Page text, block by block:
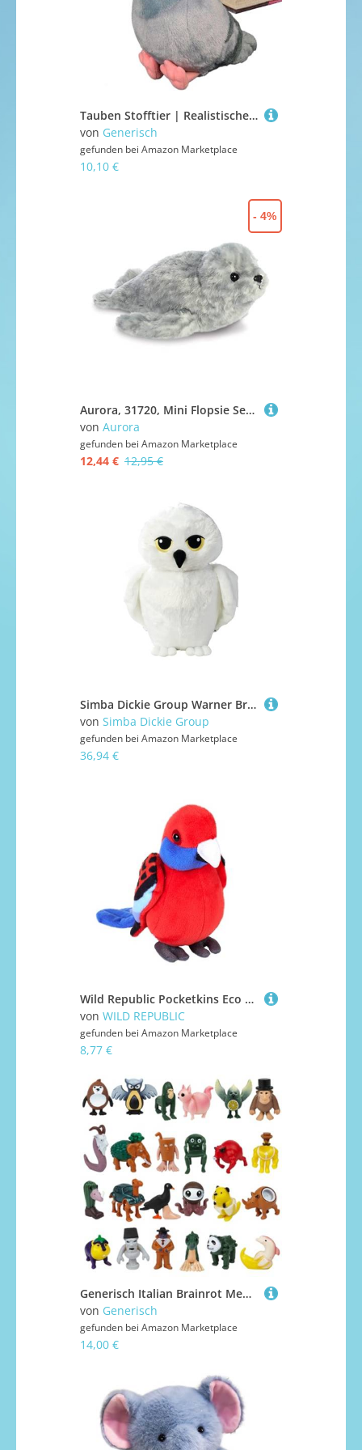
Tauben Stofftier | Realistische Deko Puppe Vogel,Gefüllte Stoffvögel für Baby Kinder Mädchen - Für Baby Mädchen Kinderzimmer Ostern Weihnachten Geburtstag Wohnzimmer
von Generisch
gefunden bei Amazon Marketplace
10,10 €
Aurora, 31720, Mini Flopsie Seehund, 20cm, Plüschtier, grau
von Aurora
gefunden bei Amazon Marketplace
12,44 € 12,95 €
- 4%
Simba Dickie Group Warner Bros - Harry Potter - Hedwig - 45cm - Kuscheltier - ab 0m
von Simba Dickie Group
gefunden bei Amazon Marketplace
36,94 €
Wild Republic Pocketkins Eco Crimson Rosella, Plüschtier, 12 cm, Plüschspielzeug, Hergestellt aus recycelten Materialien, Umweltfreundlich
von WILD REPUBLIC
gefunden bei Amazon Marketplace
8,77 €
Generisch Italian Brainrot Meme Shark Figuren, Tung Tung Tung Sahur Figur, Tralalero Tralala Kuscheltier, Italian Brainrot Figuren für Kinder & Erwachsene (S-059)
von Generisch
gefunden bei Amazon Marketplace
14,00 €